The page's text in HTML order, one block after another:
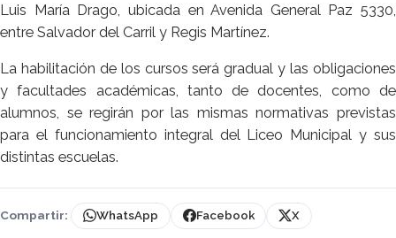
Luis María Drago, ubicada en Avenida General Paz 5330,
entre Salvador del Carril y Regis Martínez.
La habilitación de los cursos será gradual y las obligaciones
y facultades académicas, tanto de docentes, como de
alumnos, se regirán por las mismas normativas previstas
para el funcionamiento integral del Liceo Municipal y sus
distintas escuelas.
Compartir: WhatsApp Facebook X